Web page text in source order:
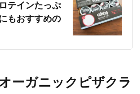
テインたっぷ
もおすすめの
ーガニックピザクラ